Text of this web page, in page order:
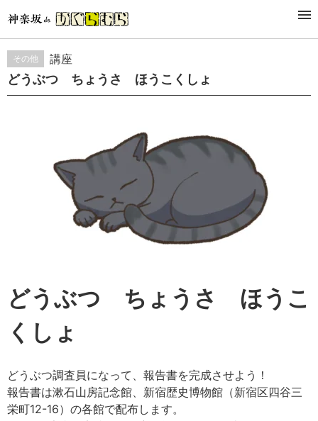
STUDY&LESSON
その他 講座
どうぶつ ちょうさ ほうこくしょ
どうぶつ ちょうさ ほうこ
くしょ
どうぶつ調査員になって、報告書を完成させよう！
報告書は漱石山房記念館、新宿歴史博物館（新宿区四谷三
栄町12-16）の各館で配布します。